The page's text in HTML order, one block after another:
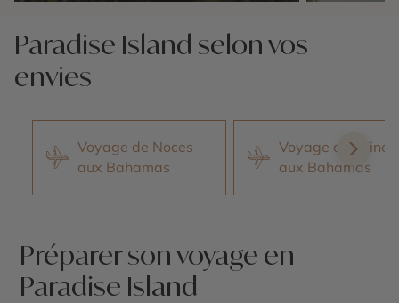
Paradise Island selon vos
envies
Voyage de Noces
aux Bahamas
Voyage combiné
aux Bahamas
Préparer son voyage en
Paradise Island